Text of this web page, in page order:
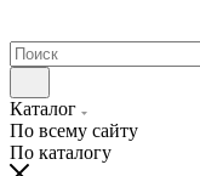
Каталог
По всему сайту
По каталогу